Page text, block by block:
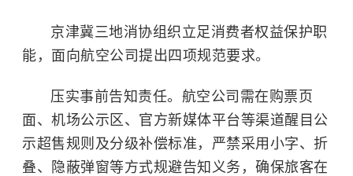
京津冀三地消协组织立足消费者权益保护职
能，面向航空公司提出四项规范要求。
压实事前告知责任。航空公司需在购票页
面、机场公示区、官方新媒体平台等渠道醒目公
示超售规则及分级补偿标准，严禁采用小字、折
叠、隐蔽弹窗等方式规避告知义务，确保旅客在